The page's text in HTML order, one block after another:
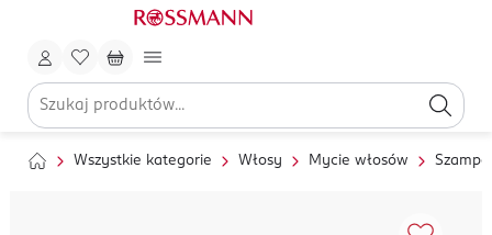
Wszystkie kategorie Włosy Mycie włosów